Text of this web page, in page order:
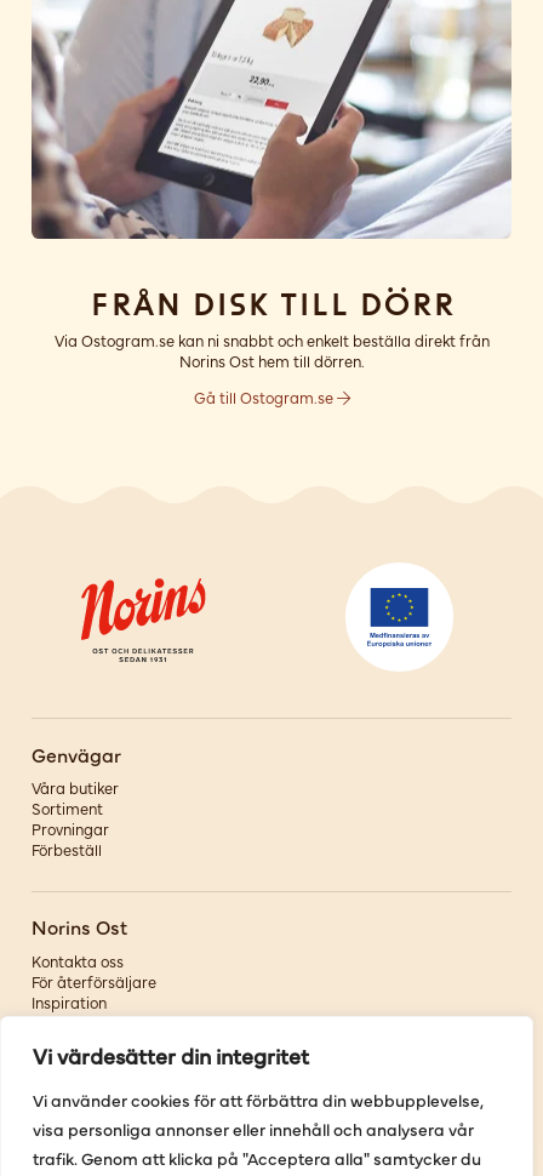
Vi värdesätter din integritet
Vi använder cookies för att förbättra din webbupplevelse,
visa personliga annonser eller innehåll och analysera vår
trafik. Genom att klicka på "Acceptera alla" samtycker du
Från disk till dörr
Via Ostogram.se kan ni snabbt och enkelt beställa direkt från
Norins Ost hem till dörren.
Gå till Ostogram.se
Genvägar
Våra butiker
Sortiment
Provningar
Förbeställ
Norins Ost
Kontakta oss
För återförsäljare
Inspiration
Om oss
Följ oss
Facebook
Instagram